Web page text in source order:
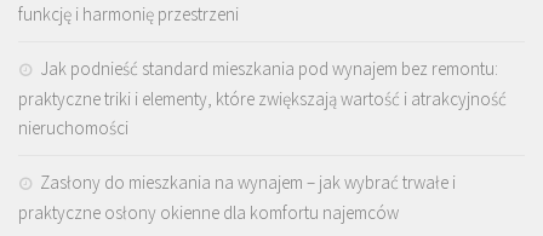
funkcję i harmonię przestrzeni
Jak podnieść standard mieszkania pod wynajem bez remontu:
praktyczne triki i elementy, które zwiększają wartość i atrakcyjność
nieruchomości
Zasłony do mieszkania na wynajem – jak wybrać trwałe i
praktyczne osłony okienne dla komfortu najemców